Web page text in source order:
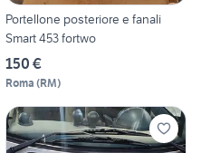
Portellone posteriore e fanali
Smart 453 fortwo
150 €
Roma (RM)